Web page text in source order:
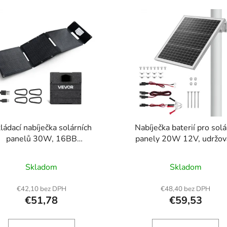
nabíječka solárních
panelů 30W, 16BB
účinnost 24%, ultralehký,
s porty USB-A, USB-A
a typu C pro kempování,
telefony, tablety Vysoká
konverze Napájení více
Skladom
€42,10 bez DPH
€51,78
Nabíječka baterií pro
panely 20W 12V,
vestavěným regulátorem
nastavitelným držákem
montáž na sloup 0-60°,
bránu, plot, trávník (vhodné
sloupy o průměru 40 - 80
Inteligentní
Skladom
€48,40 bez DPH
€59,53